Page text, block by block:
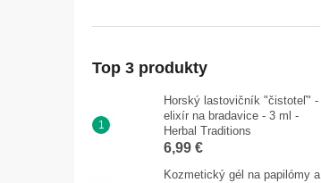
Top 3 produkty
Horský lastovičník "čistoteľ" -
elixír na bradavice - 3 ml -
Herbal Traditions
6,99 €
Kozmetický gél na papilómy a